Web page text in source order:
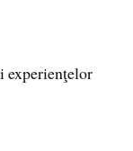
experienţelor